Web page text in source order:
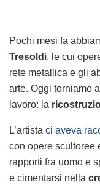
Pochi mesi fa
Tresoldi, le cui
rete metallica e gli
arte. Oggi torniamo
lavoro: la
L’artista ci aveva
con opere scultoree
rapporti fra uomo e
e cimentarsi nella